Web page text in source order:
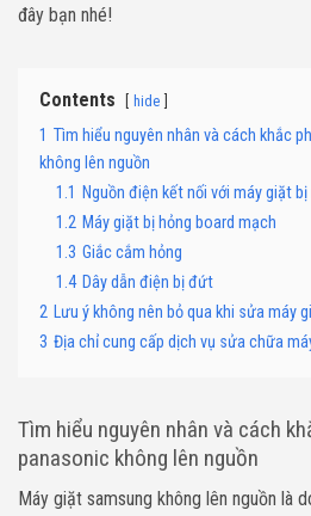
đây bạn nhé!
Contents hide
1 Tìm hiểu nguyên nhân và cách khắc
không lên nguồn
1.1 Nguồn điện kết nối với máy giặt
1.2 Máy giặt bị hỏng board mạch
1.3 Giắc cắm hỏng
1.4 Dây dẫn điện bị đứt
2 Lưu ý không nên bỏ qua khi sửa máy
3 Địa chỉ cung cấp dịch vụ sửa chữa
Tìm hiểu nguyên nhân và cách
panasonic không lên nguồn
Máy giặt samsung không lên nguồn là